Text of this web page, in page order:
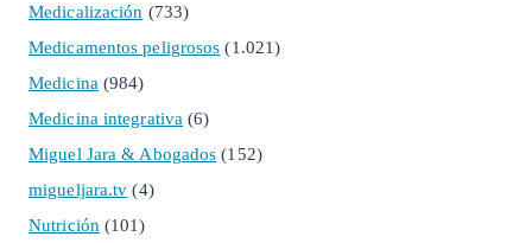
Medicalización (733)
Medicamentos peligrosos (1.021)
Medicina (984)
Medicina integrativa (6)
Miguel Jara & Abogados (152)
migueljara.tv (4)
Nutrición (101)